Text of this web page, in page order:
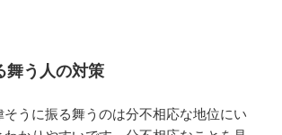
舞う人の対策
うに振る舞うのは分不相応な地位にい